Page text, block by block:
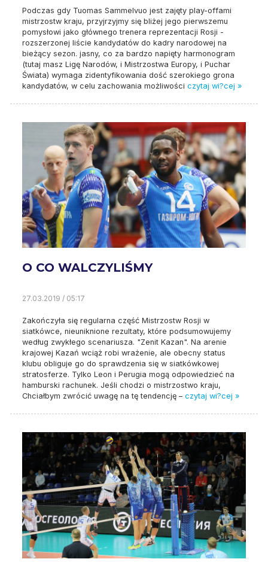
Podczas gdy Tuomas Sammelvuo jest zajęty play-offami
mistrzostw kraju, przyjrzyjmy się bliżej jego pierwszemu
pomysłowi jako głównego trenera reprezentacji Rosji -
rozszerzonej liście kandydatów do kadry narodowej na
bieżący sezon. jasny, co za bardzo napięty harmonogram
(tutaj masz Ligę Narodów, i Mistrzostwa Europy, i Puchar
Świata) wymaga zidentyfikowania dość szerokiego grona
kandydatów, w celu zachowania możliwości czytaj wi?cej »
O CO WALCZYLIŚMY
27.03.2019 / 05:17
Zakończyła się regularna część Mistrzostw Rosji w
siatkówce, nieuniknione rezultaty, które podsumowujemy
według zwykłego scenariusza. "Zenit Kazan". Na arenie
krajowej Kazań wciąż robi wrażenie, ale obecny status
klubu obliguje go do sprawdzenia się w siatkówkowej
stratosferze. Tylko Leon i Perugia mogą odpowiedzieć na
hamburski rachunek. Jeśli chodzi o mistrzostwo kraju,
Chciałbym zwrócić uwagę na tę tendencję – czytaj wi?cej »